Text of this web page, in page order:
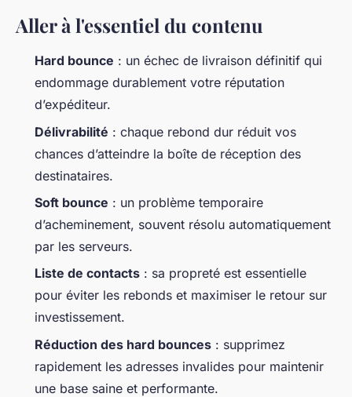
Les effets du hard bounce et
les meilleures tactiques
d'optimisation
26/03/2026 17:29
Aller à l'essentiel du contenu
Hard bounce : un échec de livraison définitif qui
endommage durablement votre réputation
d’expéditeur.
Délivrabilité : chaque rebond dur réduit vos
chances d’atteindre la boîte de réception des
destinataires.
Soft bounce : un problème temporaire
d’acheminement, souvent résolu automatiquement
par les serveurs.
Liste de contacts : sa propreté est essentielle
pour éviter les rebonds et maximiser le retour sur
investissement.
Réduction des hard bounces : supprimez
rapidement les adresses invalides pour maintenir
une base saine et performante.